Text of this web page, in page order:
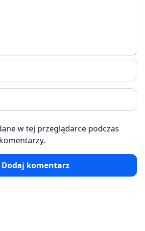
w tej przeglądarce podczas
Dodaj komentarz